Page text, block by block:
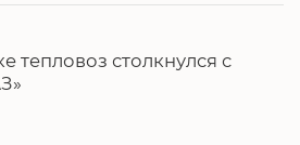
тепловоз столкнулся с